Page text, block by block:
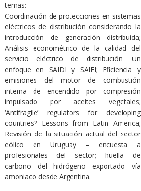
temas:
Coordinación de protecciones en sistemas
eléctricos de distribución considerando la
introducción de generación distribuida;
Análisis econométrico de la calidad del
servicio eléctrico de distribución: Un
enfoque en SAIDI y SAIFI; Eficiencia y
emisiones del motor de combustión
interna de encendido por compresión
impulsado por aceites vegetales;
‘Antifragile’ regulators for developing
countries? Lessons from Latin America;
Revisión de la situación actual del sector
eólico en Uruguay – encuesta a
profesionales del sector; huella de
carbono del hidrógeno exportado vía
amoniaco desde Argentina.